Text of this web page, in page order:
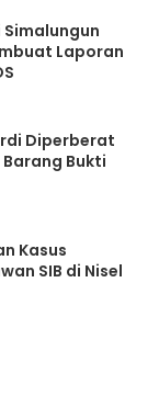
Simalungun
Laporan
Diperberat
Bukti
Kasus
SIB di Nisel